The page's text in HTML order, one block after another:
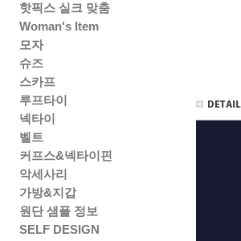
핫픽스 실크 맞춤
Woman's Item
모자
슈즈
스카프
루프타이
넥타이
벨트
커프스&넥타이핀
악세사리
가방&지갑
원단 샘플 정보
SELF DESIGN